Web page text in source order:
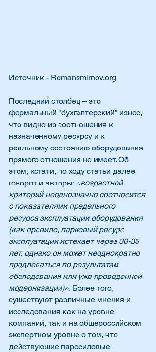
Источник - Romansmirnov.org
Последний столбец – это
формальный "бухгалтерский" износ,
что видно из соотношения к
назначенному ресурсу и к
реальному состоянию оборудования
прямого отношения не имеет. Об
этом, кстати, по ходу статьи далее,
говорят и авторы: «возрастной
критерий неоднозначно соотносится
с показателями предельного
ресурса эксплуатации оборудования
(как правило, парковый ресурс
эксплуатации истекает через 30-35
лет, однако он может неоднократно
продлеваться по результатам
обследований или уже проведенной
модернизации)». Более того,
существуют различные мнения и
исследования как на уровне
компаний, так и на общероссийском
экспертном уровне о том, что
действующие паросиловые